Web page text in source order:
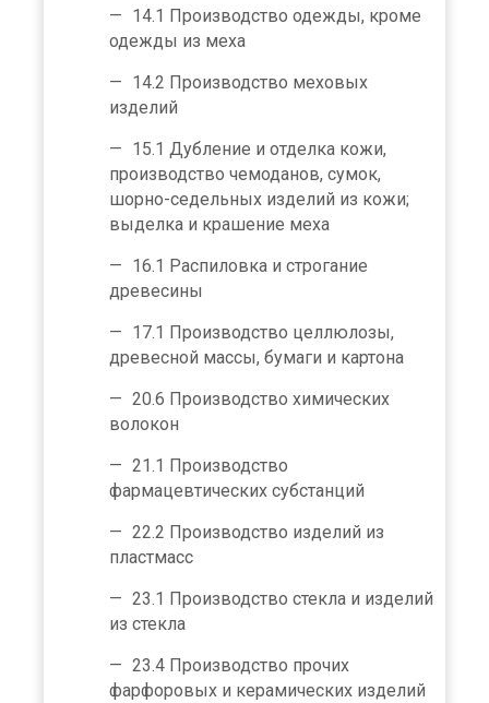
14.1 Производство одежды, кроме
одежды из меха
14.2 Производство меховых
изделий
15.1 Дубление и отделка кожи,
производство чемоданов, сумок,
шорно-седельных изделий из кожи;
выделка и крашение меха
16.1 Распиловка и строгание
древесины
17.1 Производство целлюлозы,
древесной массы, бумаги и картона
20.6 Производство химических
волокон
21.1 Производство
фармацевтических субстанций
22.2 Производство изделий из
пластмасс
23.1 Производство стекла и изделий
из стекла
23.4 Производство прочих
фарфоровых и керамических изделий